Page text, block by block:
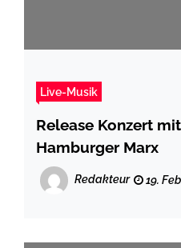
Live-Musik
Release Konzert
Hamburger Marx
Redakteur 19.